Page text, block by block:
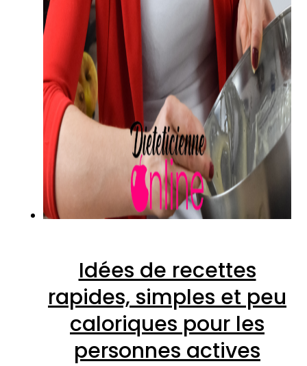
Idées de recettes
rapides, simples et peu
caloriques pour les
personnes actives